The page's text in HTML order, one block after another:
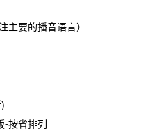
主要的播音语言）
-按省排列